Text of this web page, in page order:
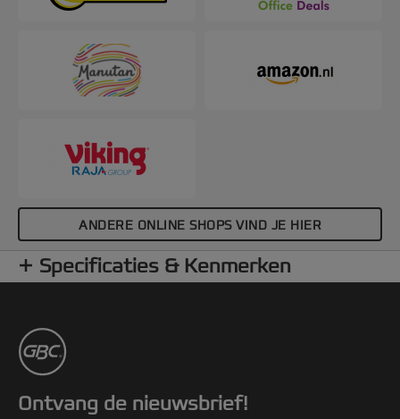
ANDERE ONLINE SHOPS VIND JE HIER
Specificaties & Kenmerken
Ontvang de nieuwsbrief!